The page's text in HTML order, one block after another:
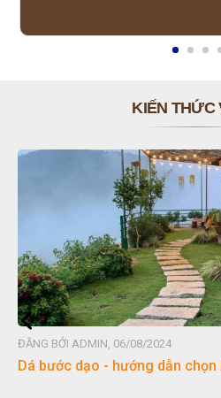
KIẾN THỨC
ĐĂNG BỞI ADMIN, 06/08/2024
Dá bước dạo - hướng dẫn chọn